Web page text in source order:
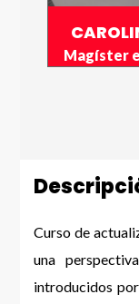
Magíster
Curso de
una
introducidos